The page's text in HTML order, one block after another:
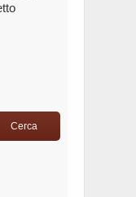
Cerca